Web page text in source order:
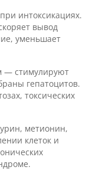
интоксикациях.
вывод
уменьшает
— стимулируют
гепатоцитов.
токсических
метионин,
клеток и